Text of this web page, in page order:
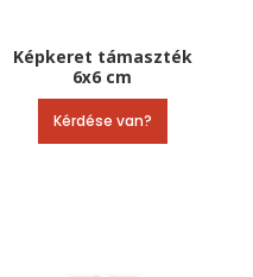
Képkeret támaszték
6х6 cm
Kérdése van?